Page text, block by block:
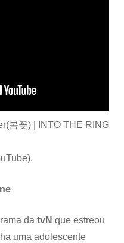
봄꽃) | INTO THE RING
da tvN que estreou
uma adolescente